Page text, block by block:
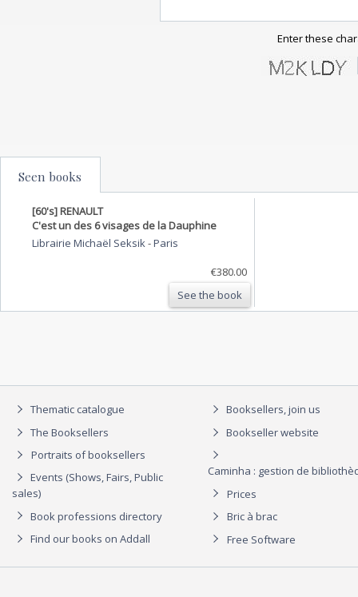
Enter these
Seen books
[60's] RENAULT
C'est un des 6 visages de la Dauphine
Librairie Michaël Seksik -Paris
€380.00
See the book
Thematic catalogue
The Booksellers
Portraits of booksellers
Events (Shows, Fairs, Public
sales)
Book professions directory
Find our books on Addall
Booksellers, join us
Bookseller website
Caminha : gestion de
Prices
Bric à brac
Free Software